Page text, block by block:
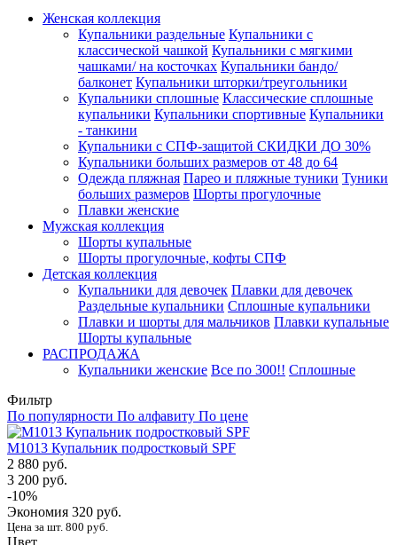
Женская коллекция
Купальники раздельные Купальники с
классической чашкой Купальники с мягкими
чашками/ на косточках Купальники бандо/
балконет Купальники шторки/треугольники
Купальники сплошные Классические сплошные
купальники Купальники спортивные Купальники
- танкини
Купальники с СПФ-защитой СКИДКИ ДО 30%
Купальники больших размеров от 48 до 64
Одежда пляжная Парео и пляжные туники Туники
больших размеров Шорты прогулочные
Плавки женские
Мужская коллекция
Шорты купальные
Шорты прогулочные, кофты СПФ
Детская коллекция
Купальники для девочек Плавки для девочек
Раздельные купальники Сплошные купальники
Плавки и шорты для мальчиков Плавки купальные
Шорты купальные
РАСПРОДАЖА
Купальники женские Все по 300!! Сплошные
Фильтр
По популярности По алфавиту По цене
М1013 Купальник подростковый SPF
2 880 руб.
3 200 руб.
-10%
Экономия 320 руб.
Цена за шт. 800 руб.
Цвет